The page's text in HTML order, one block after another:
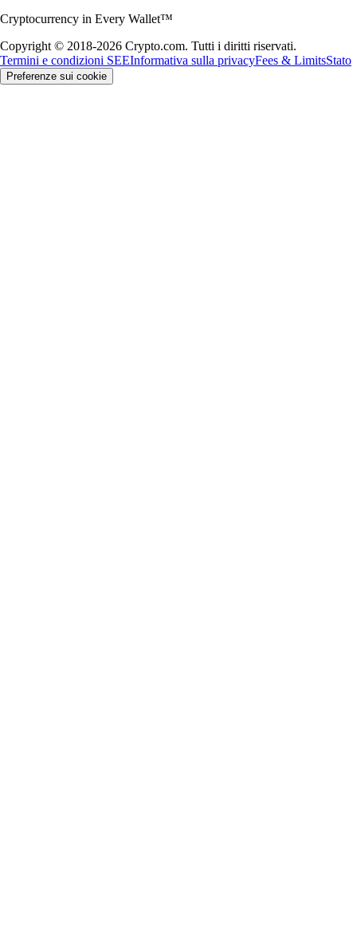
Cryptocurrency in Every Wallet™
Copyright © 2018-2026 Crypto.com. Tutti i diritti riservati.
Termini e condizioni SEEInformativa sulla privacyFees & LimitsStato
Preferenze sui cookie